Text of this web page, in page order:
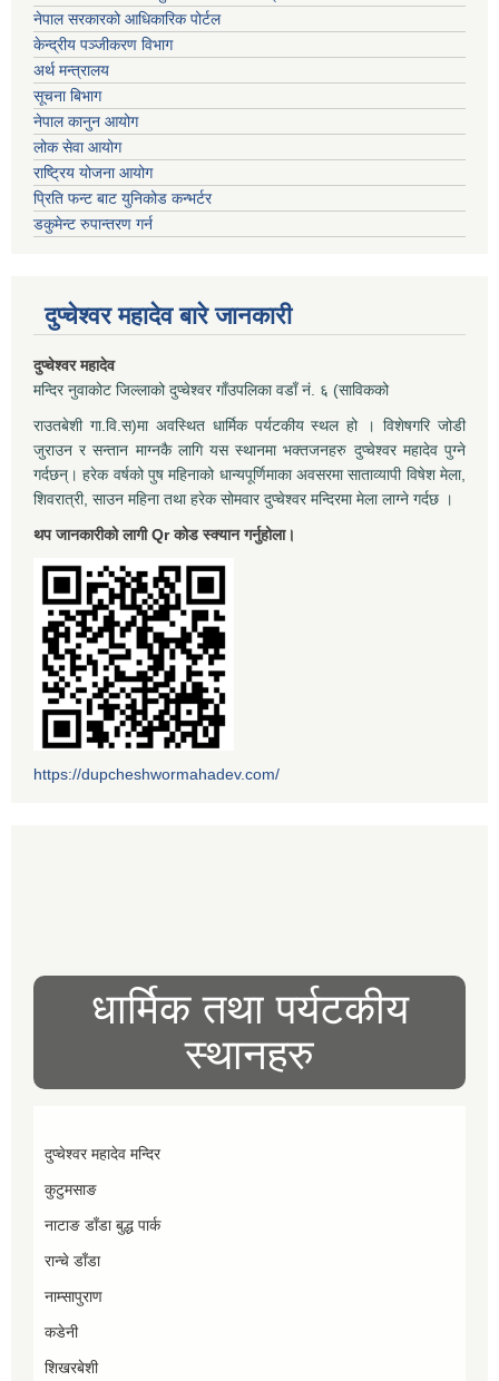
नेपाल सरकारको आधिकारिक पोर्टल
केन्द्रीय पञ्जीकरण विभाग
अर्थ मन्त्रालय
सूचना बिभाग
नेपाल कानुन आयोग
लोक सेवा आयोग
राष्ट्रिय योजना आयोग
प्रिति फन्ट बाट युनिकोड कन्भर्टर
डकुमेन्ट रुपान्तरण गर्न
दुप्चेश्वर महादेव बारे जानकारी
दुप्चेश्वर महादेव
मन्दिर नुवाकोट जिल्लाको दुप्चेश्वर गाँउपलिका वडाँ नं. ६ (साविकको
राउतबेशी गा.वि.स)मा अवस्थित धार्मिक पर्यटकीय स्थल हो । विशेषगरि जोडी
जुराउन र सन्तान माग्नकै लागि यस स्थानमा भक्तजनहरु दुप्चेश्वर महादेव पुग्ने
गर्दछन्। हरेक वर्षको पुष महिनाको धान्यपूर्णिमाका अवसरमा साताव्यापी विषेश मेला,
शिवरात्री, साउन महिना तथा हरेक सोमवार दुप्चेश्वर मन्दिरमा मेला लाग्ने गर्दछ ।
थप जानकारीको लागी Qr कोड स्क्यान गर्नुहोला।
https://dupcheshwormahadev.com/
धार्मिक तथा पर्यटकीय
स्थानहरु
दुप्चेश्वर महादेव मन्दिर
कुटुमसाङ
नाटाङ डाँडा बुद्ध पार्क
रान्चे डाँडा
नाम्सापुराण
कडेनी
शिखरबेशी